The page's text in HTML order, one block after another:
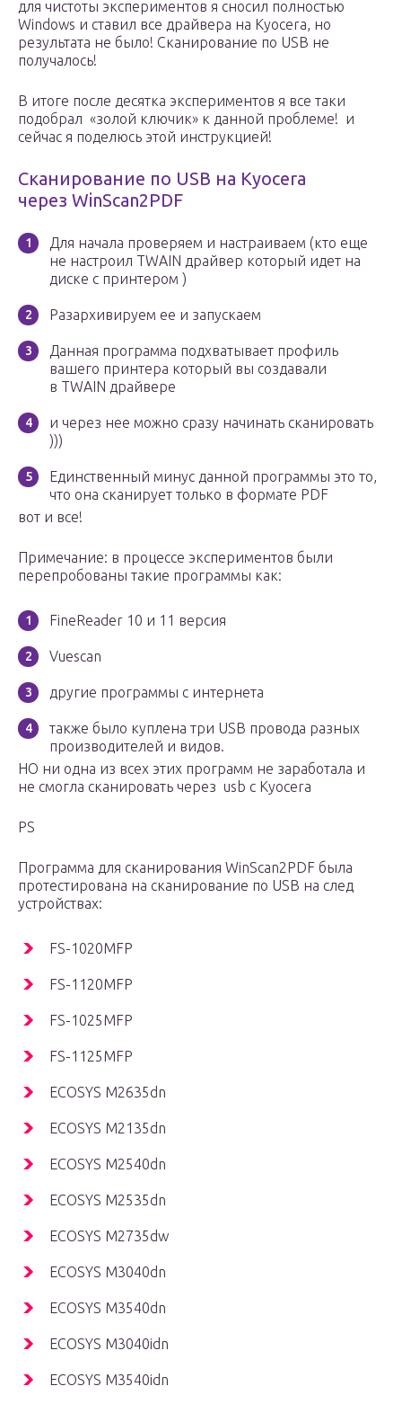
для чистоты экспериментов я сносил полностью
Windows и ставил все драйвера на Kyocera, но
результата не было! Сканирование по USB не
получалось!
В итоге после десятка экспериментов я все таки
подобрал «золой ключик» к данной проблеме! и
сейчас я поделюсь этой инструкцией!
Сканирование по USB на Kyocera
через WinScan2PDF
Для начала проверяем и настраиваем (кто еще
не настроил TWAIN драйвер который идет на
диске с принтером )
Разархивируем ее и запускаем
Данная программа подхватывает профиль
вашего принтера который вы создавали
в TWAIN драйвере
и через нее можно сразу начинать сканировать
)))
Единственный минус данной программы это то,
что она сканирует только в формате PDF
вот и все!
Примечание: в процессе экспериментов были
перепробованы такие программы как:
FineReader 10 и 11 версия
Vuescan
другие программы с интернета
также было куплена три USB провода разных
производителей и видов.
НО ни одна из всех этих программ не заработала и
не смогла сканировать через usb с Kyocera
PS
Программа для сканирования WinScan2PDF была
протестирована на сканирование по USB на след
устройствах:
FS-1020MFP
FS-1120MFP
FS-1025MFP
FS-1125MFP
ECOSYS M2635dn
ECOSYS M2135dn
ECOSYS M2540dn
ECOSYS M2535dn
ECOSYS M2735dw
ECOSYS M3040dn
ECOSYS M3540dn
ECOSYS M3040idn
ECOSYS M3540idn